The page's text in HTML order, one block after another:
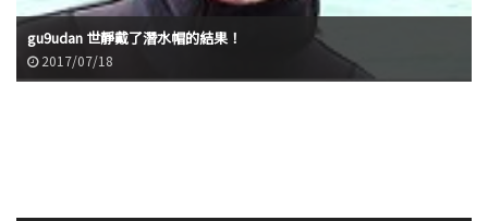
gu9udan 世靜戴了潛水帽的結果！
2017/07/18